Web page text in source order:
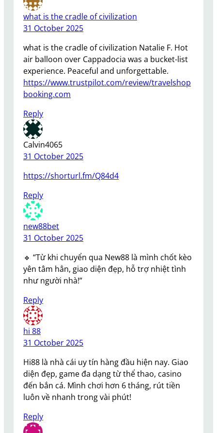
what is the cradle of civilization
31 October 2025
what is the cradle of civilization Natalie F. Hot
air balloon over Cappadocia was a bucket-list
experience. Peaceful and unforgettable.
https://www.trustpilot.com/review/travelshop
booking.com
Reply
Calvin4065
31 October 2025
https://shorturl.fm/Q84d4
Reply
new88bet
31 October 2025
🔹 “Từ khi chuyển qua New88 là mình chốt kèo
yên tâm hẳn, giao diện đẹp, hỗ trợ nhiệt tình
như người nhà!”
Reply
hi 88
31 October 2025
Hi88 là nhà cái uy tín hàng đầu hiện nay. Giao
diện đẹp, game đa dạng từ thể thao, casino
đến bắn cá. Mình chơi hơn 6 tháng, rút tiền
luôn về nhanh trong vài phút!
Reply